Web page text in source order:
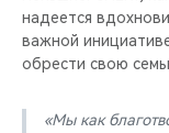
надеется
важной
обрести свою
«Мы как